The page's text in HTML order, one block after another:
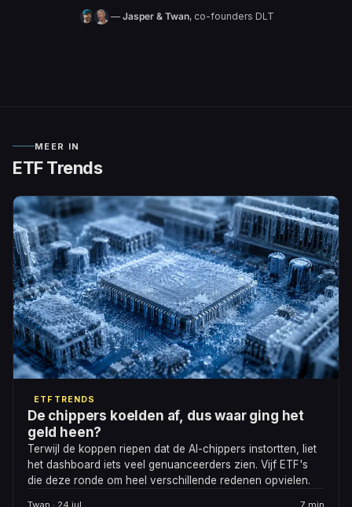
— Jasper & Twan, co-founders DLT
MEER IN
ETF Trends
ETF TRENDS
De chippers koelden af, dus waar ging het
geld heen?
Terwijl de koppen riepen dat de AI-chippers instortten, liet
het dashboard iets veel genuanceerders zien. Vijf ETF's
die deze ronde om heel verschillende redenen opvielen.